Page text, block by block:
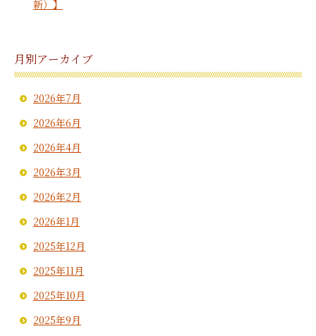
新）】
月別アーカイブ
2026年7月
2026年6月
2026年4月
2026年3月
2026年2月
2026年1月
2025年12月
2025年11月
2025年10月
2025年9月